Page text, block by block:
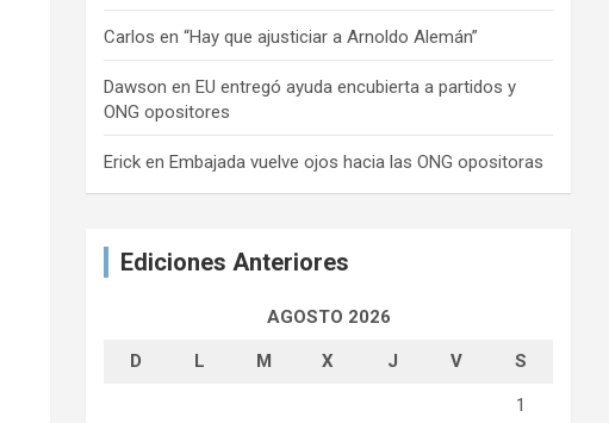
Carlosen“Hay que ajusticiar a Arnoldo Alemán”
Dawson en EU entregó ayuda encubierta a partidos y
ONG opositores
Erick en Embajada vuelve ojos hacia las ONG opositoras
Ediciones Anteriores
AGOSTO 2026
D L M X J V S
1